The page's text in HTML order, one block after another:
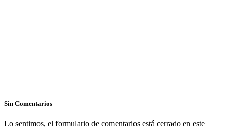
Sin Comentarios
Lo sentimos, el formulario de comentarios está cerrado en este